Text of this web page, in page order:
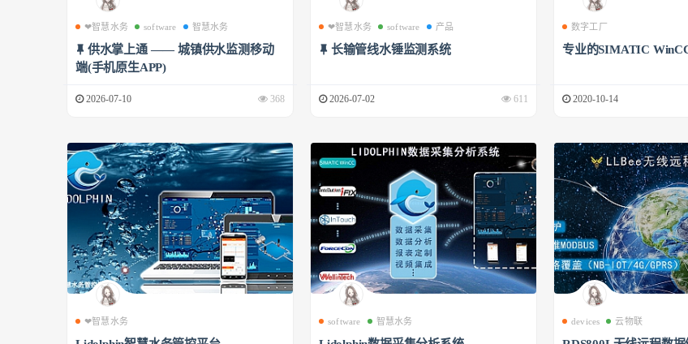
❤智慧水务 software 智慧水务
供水掌上通 —— 城镇供水监测移动
端(手机原生APP)
2026-07-10 368
❤智慧水务 software 产品
长输管线水锤监测系统
2026-07-02 611
数字工厂
专业的SIMATIC
2020-10-14
❤智慧水务 software 智慧水务 devices 云物联